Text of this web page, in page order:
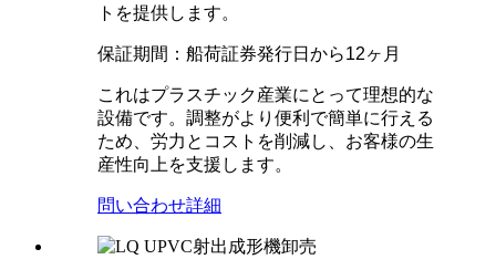
トを提供します。
保証期間：船荷証券発行日から12ヶ月
これはプラスチック産業にとって理想的な
設備です。調整がより便利で簡単に行える
ため、労力とコストを削減し、お客様の生
産性向上を支援します。
問い合わせ詳細